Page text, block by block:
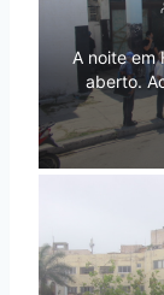
A noite em
aberto.